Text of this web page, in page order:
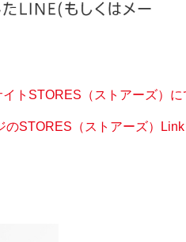
トSTORES（ストアーズ）に
STORES（ストアーズ）